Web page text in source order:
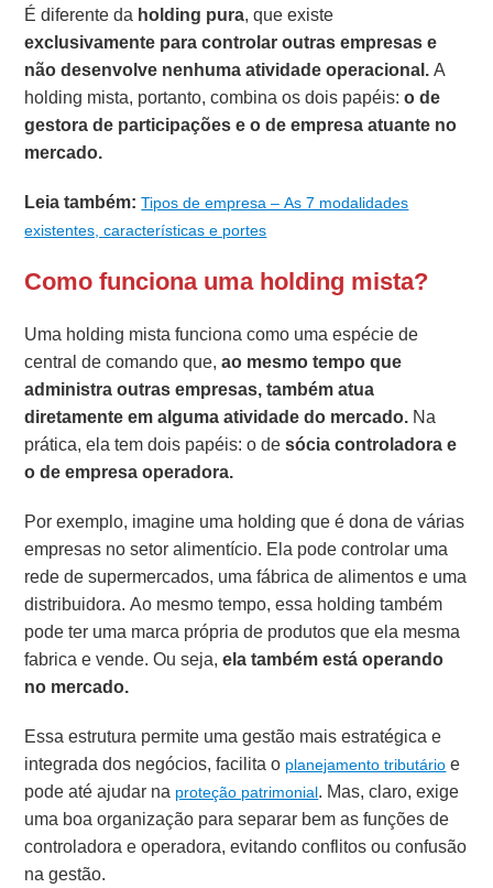
É diferente da holding pura, que existe
exclusivamente para controlar outras empresas e
não desenvolve nenhuma atividade operacional.A
holding mista, portanto, combina os dois papéis:o de
gestora de participações e o de empresa atuante no
mercado.
Leia também: Tipos de empresa – As 7 modalidades
existentes, características e portes
Como funciona uma holding mista?
Uma holding mista funciona como uma espécie de
central de comando que,ao mesmo tempo que
administra outras empresas, também atua
diretamente em alguma atividade do mercado. Na
prática, ela tem dois papéis: o desócia controladora e
o de empresa operadora.
Por exemplo, imagine uma holding que é dona de várias
empresas no setor alimentício. Ela pode controlar uma
rede de supermercados, uma fábrica de alimentos e uma
distribuidora. Ao mesmo tempo, essa holding também
pode ter uma marca própria de produtos que ela mesma
fabrica e vende. Ou seja,ela também está operando
no mercado.
Essa estrutura permite uma gestão mais estratégica e
integrada dos negócios, facilita o planejamento tributário e
pode até ajudar na proteção patrimonial. Mas, claro, exige
uma boa organização para separar bem as funções de
controladora e operadora, evitando conflitos ou confusão
na gestão.